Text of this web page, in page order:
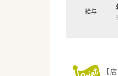
◆
給与
【